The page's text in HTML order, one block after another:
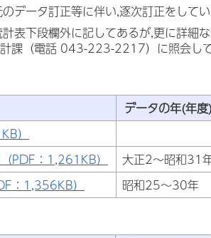
データ訂正等に伴い,逐次訂正をしてい
表下段欄外に記してあるが,更に詳細
課（電話 043-223-2217）に照会して
データの年(年度)
）
PDF：1,261KB）
大正2～昭和31
：1,356KB）
昭和25～30年